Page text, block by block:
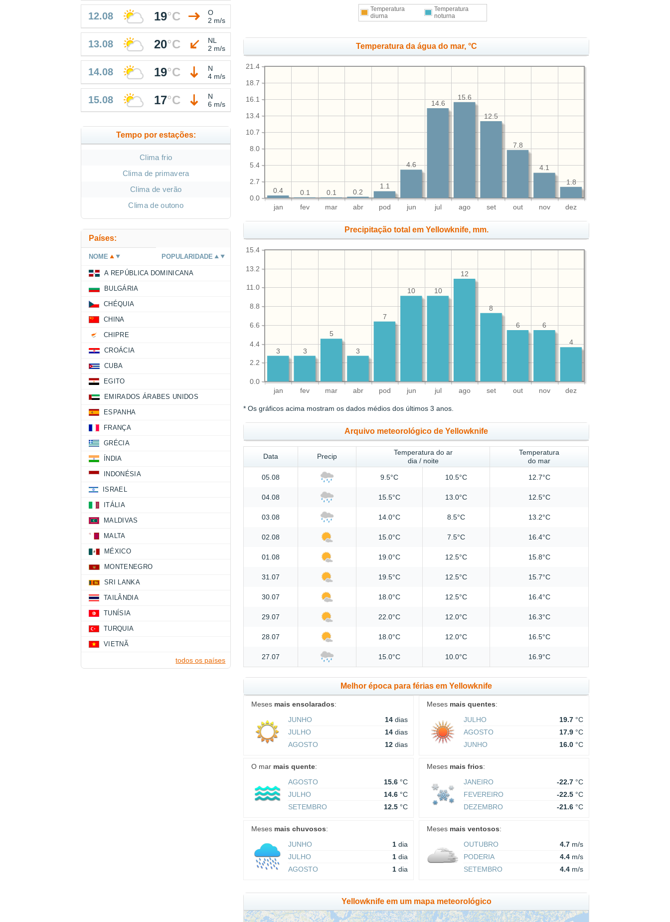
Temperatura
diurna
Temperatura
noturna
Temperatura da água do mar, °C
jan fev mar abr pod jun jul ago set out nov dez
0.0
2.7
5.4
8.0
10.7
13.4
16.1
18.7
21.4
1.8
4.1
7.8
12.5
15.6
14.6
4.6
1.1
0.2
0.1
0.1
0.4
Precipitação total em Yellowknife, mm.
jan fev mar abr pod jun jul ago set out nov dez
0.0
2.2
4.4
6.6
8.8
11.0
13.2
15.4
4
6
6
8
12
10
10
7
3
5
3
3
* Os gráficos acima mostram os dados médios dos últimos 3 anos.
Arquivo meteorológico de Yellowknife
Data Precip
Temperatura do ar
dia / noite
Temperatura
do mar
05.08 9.5°C 10.5°C 12.7°C
04.08 15.5°C 13.0°C 12.5°C
03.08 14.0°C 8.5°C 13.2°C
02.08 15.0°C 7.5°C 16.4°C
01.08 19.0°C 12.5°C 15.8°C
31.07 19.5°C 12.5°C 15.7°C
30.07 18.0°C 12.5°C 16.4°C
29.07 22.0°C 12.0°C 16.3°C
28.07 18.0°C 12.0°C 16.5°C
27.07 15.0°C 10.0°C 16.9°C
Melhor época para férias em Yellowknife
Meses mais ensolarados:
JUNHO
14 dias
JULHO
14 dias
AGOSTO
12 dias
Meses mais quentes:
JULHO
19.7 °C
AGOSTO
17.9 °C
JUNHO
16.0 °C
O mar mais quente:
AGOSTO
15.6 °C
JULHO
14.6 °C
SETEMBRO
12.5 °C
Meses mais frios:
JANEIRO
-22.7 °C
FEVEREIRO
-22.5 °C
DEZEMBRO
-21.6 °C
Meses mais chuvosos:
JUNHO
1 dia
JULHO
1 dia
AGOSTO
1 dia
Meses mais ventosos:
OUTUBRO
4.7 m/s
PODERIA
4.4 m/s
SETEMBRO
4.4 m/s
Yellowknife em um mapa meteorológico
12.08 19°C
O
2 m/s
13.08 20°C
NL
2 m/s
14.08 19°C
N
4 m/s
15.08 17°C
N
6 m/s
Tempo por estações:
Clima frio
Clima de primavera
Clima de verão
Clima de outono
Países:
NOME POPULARIDADE
A REPÚBLICA DOMINICANA
BULGÁRIA
CHÉQUIA
CHINA
CHIPRE
CROÁCIA
CUBA
EGITO
EMIRADOS ÁRABES UNIDOS
ESPANHA
FRANÇA
GRÉCIA
ÍNDIA
INDONÉSIA
ISRAEL
ITÁLIA
MALDIVAS
MALTA
MÉXICO
MONTENEGRO
SRI LANKA
TAILÂNDIA
TUNÍSIA
TURQUIA
VIETNÃ
todos os países